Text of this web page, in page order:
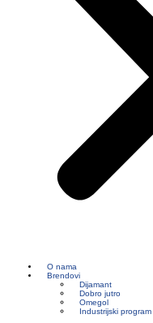
O nama
Brendovi
Dijamant
Dobro jutro
Omegol
Industrijski program